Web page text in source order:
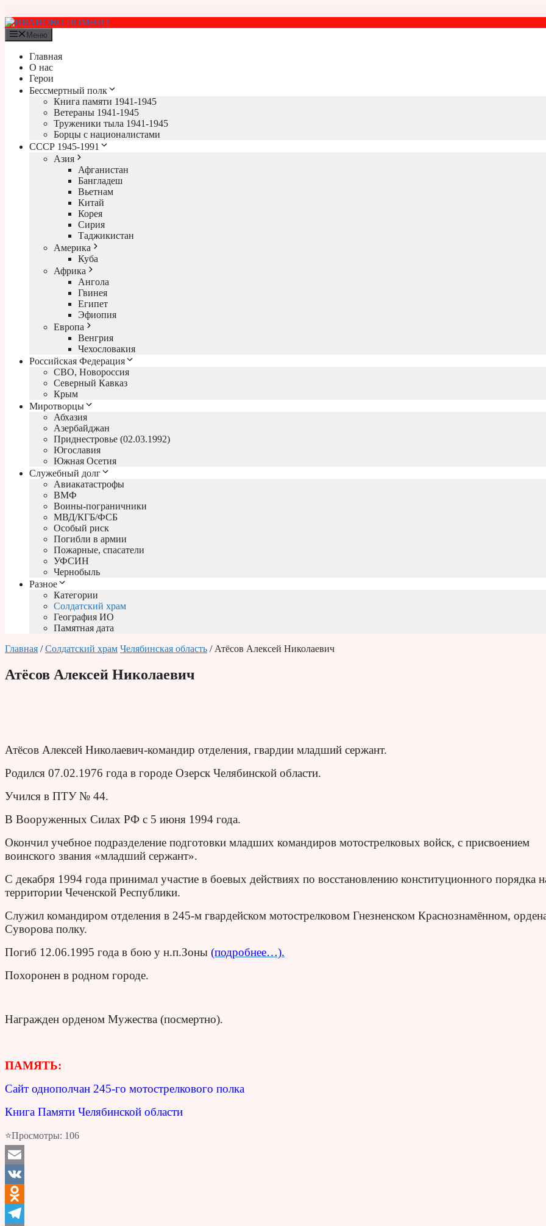
к
содержимому
Меню
Главная
О нас
Герои
Бессмертный полк
Книга памяти 1941-1945
Ветераны 1941-1945
Труженики тыла 1941-1945
Борцы с националистами
СССР 1945-1991
Азия
Афганистан
Бангладеш
Вьетнам
Китай
Корея
Сирия
Таджикистан
Америка
Куба
Африка
Ангола
Гвинея
Египет
Эфиопия
Европа
Венгрия
Чехословакия
Российская Федерация
СВО, Новороссия
Северный Кавказ
Крым
Миротворцы
Абхазия
Азербайджан
Приднестровье (02.03.1992)
Югославия
Южная Осетия
Служебный долг
Авиакатастрофы
ВМФ
Воины-пограничники
МВД/КГБ/ФСБ
Особый риск
Погибли в армии
Пожарные, спасатели
УФСИН
Чернобыль
Разное
Категории
Солдатский храм
География ИО
Памятная дата
Главная /Солдатский храм Челябинская область / Атёсов Алексей Николаевич
Атёсов Алексей Николаевич
Атёсов Алексей Николаевич-командир отделения, гвардии младший сержант.
Родился 07.02.1976 года в городе Озерск Челябин­ской области.
Учился в ПТУ № 44.
В Вооруженных Силах РФ с 5 июня 1994 года.
Окончил учебное подразделение подготовки младших командиров мотострелковых войск, с присвоением
воинского звания «младший сержант».
С декабря 1994 года при­нимал участие в бое­вых действиях по восстановлению конституционного порядка
территории Чеченской Республики.
Служил командиром отделения в 245-м гвардейском мотострелковом Гнезненском Краснознамённом,
Суворова полку.
Погиб 12.06.1995 года в бою у н.п.Зоны (подробнее…).
Похоронен в родном городе.
Награжден орденом Мужества (посмертно).
ПАМЯТЬ:
Сайт однополчан 245-го мотострелкового полка
Книга Памяти Челябинской области
⭐Просмотры: 106
Email
VK
Odnoklassniki